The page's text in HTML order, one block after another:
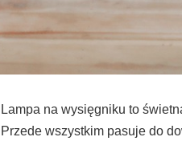
Lampa na wysięgniku to
Przede wszystkim pasuje do